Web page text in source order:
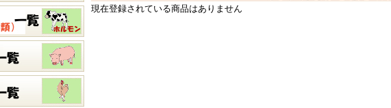
現在登録されている商品はありません